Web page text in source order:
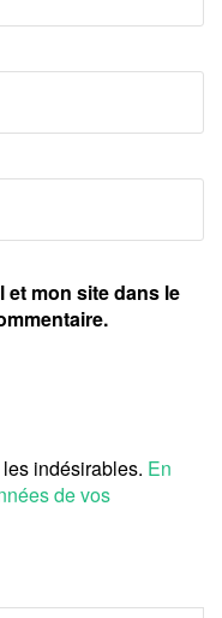
et mon site dans le
indésirables. En
de vos